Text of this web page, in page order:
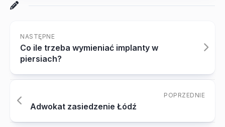
NASTĘPNE
Co ile trzeba wymieniać implanty w
piersiach?
POPRZEDNIE
Adwokat zasiedzenie Łódź